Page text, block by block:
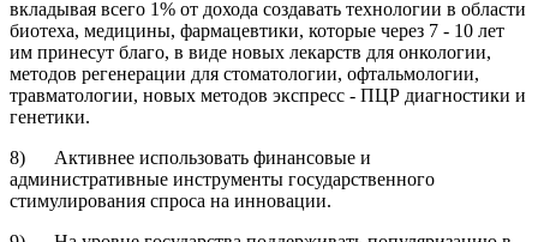
вкладывая всего 1% от дохода создавать технологии в области
биотеха, медицины, фармацевтики, которые через 7 - 10 лет
им принесут благо, в виде новых лекарств для онкологии,
методов регенерации для стоматологии, офтальмологии,
травматологии, новых методов экспресс - ПЦР диагностики и
генетики.
8) Активнее использовать финансовые и
административные инструменты государственного
стимулирования спроса на инновации.